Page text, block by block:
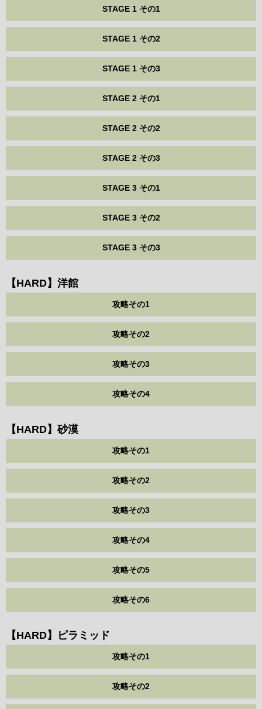
STAGE 1 その1
STAGE 1 その2
STAGE 1 その3
STAGE 2 その1
STAGE 2 その2
STAGE 2 その3
STAGE 3 その1
STAGE 3 その2
STAGE 3 その3
【HARD】洋館
攻略その1
攻略その2
攻略その3
攻略その4
【HARD】砂漠
攻略その1
攻略その2
攻略その3
攻略その4
攻略その5
攻略その6
【HARD】ピラミッド
攻略その1
攻略その2